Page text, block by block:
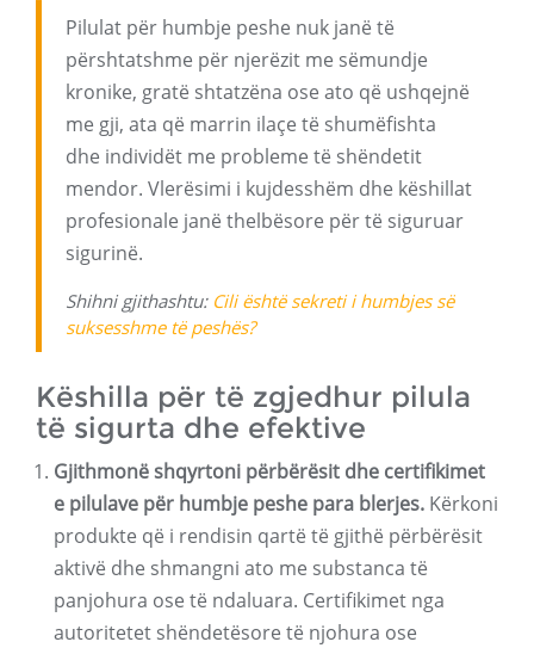
Pilulat për humbje peshe nuk janë të
përshtatshme për njerëzit me sëmundje
kronike, gratë shtatzëna ose ato që ushqejnë
me gji, ata që marrin ilaçe të shumëfishta
dhe individët me probleme të shëndetit
mendor. Vlerësimi i kujdesshëm dhe këshillat
profesionale janë thelbësore për të siguruar
sigurinë.
Shihni gjithashtu: Cili është sekreti i humbjes së
suksesshme të peshës?
Këshilla për të zgjedhur pilula
të sigurta dhe efektive
Gjithmonë shqyrtoni përbërësit dhe certifikimet
e pilulave për humbje peshe para blerjes. Kërkoni
produkte që i rendisin qartë të gjithë përbërësit
aktivë dhe shmangni ato me substanca të
panjohura ose të ndaluara. Certifikimet nga
autoritetet shëndetësore të njohura ose